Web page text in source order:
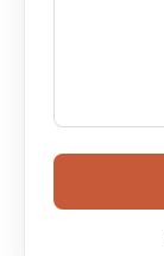
Lịch trình
: